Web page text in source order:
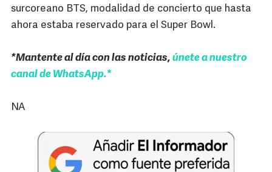
surcoreano BTS, modalidad de concierto que hasta
ahora estaba reservado para el Super Bowl.
*Mantente al día con las noticias, únete a nuestro
canal de WhatsApp.*
NA